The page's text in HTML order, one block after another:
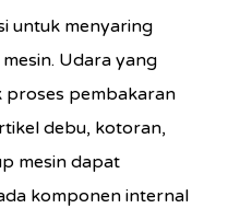
untuk menyaring
Udara yang
proses pembakaran
debu, kotoran,
mesin dapat
komponen internal